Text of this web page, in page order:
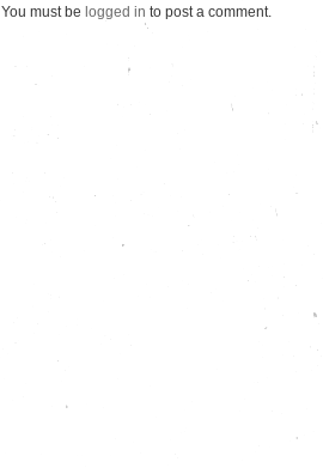
You must be logged in to post a comment.